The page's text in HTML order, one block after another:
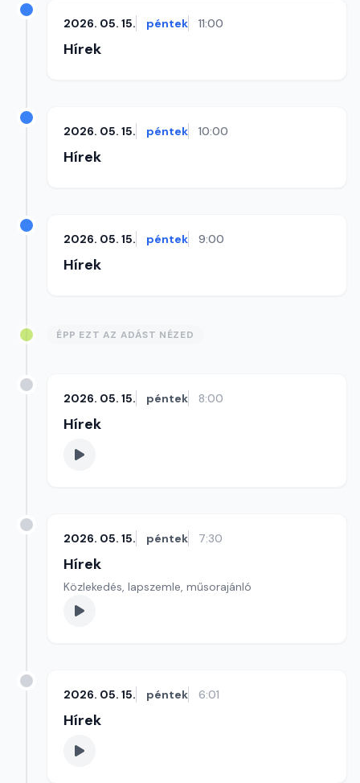
2026. 05. 15. péntek 11:00
Hírek
2026. 05. 15. péntek 10:00
Hírek
2026. 05. 15. péntek 9:00
Hírek
ÉPP EZT AZ ADÁST NÉZED
2026. 05. 15. péntek 8:00
Hírek
2026. 05. 15. péntek 7:30
Hírek
Közlekedés, lapszemle, műsorajánló
2026. 05. 15. péntek 6:01
Hírek